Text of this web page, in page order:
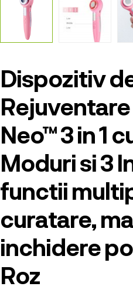
Dispozitiv
Neo™ 3 in 1
Moduri si 3
functii
curatare,
inchidere
Roz